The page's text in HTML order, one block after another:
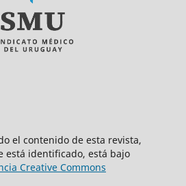
el contenido de esta revista,
está identificado, está bajo
Creative Commons